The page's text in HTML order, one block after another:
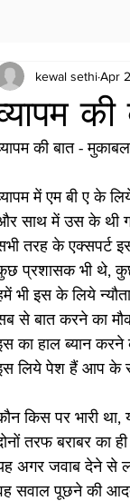
की
kewal sethiApr
की बात -
में एम बी ए के
साथ में उस के थी
तरह के एक्सपर्ट
प्रशासक भी थे,
भी इस के लिये
से बात करने का
का हाल ब्यान करने
लिये पेश हैं आप के
किस पर भारी
तरफ बराबर का
अगर जवाब देने से
सवाल पूछने की